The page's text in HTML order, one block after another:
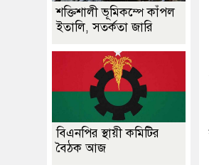
শক্তিশালী ভূমিকম্পে কাঁপল
ইতালি, সতর্কতা জারি
বিএনপির স্থায়ী কমিটির
বৈঠক আজ